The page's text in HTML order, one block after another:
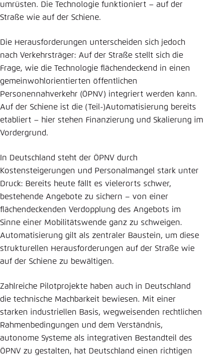
umrüsten. Die Technologie funktioniert – auf der
Straße wie auf der Schiene.
Die Herausforderungen unterscheiden sich jedoch
nach Verkehrsträger: Auf der Straße stellt sich die
Frage, wie die Technologie flächendeckend in einen
gemeinwohlorientierten öffentlichen
Personennahverkehr (ÖPNV) integriert werden kann.
Auf der Schiene ist die (Teil-)Automatisierung bereits
etabliert – hier stehen Finanzierung und Skalierung im
Vordergrund.
In Deutschland steht der ÖPNV durch
Kostensteigerungen und Personalmangel stark unter
Druck: Bereits heute fällt es vielerorts schwer,
bestehende Angebote zu sichern – von einer
flächendeckenden Verdopplung des Angebots im
Sinne einer Mobilitätswende ganz zu schweigen.
Automatisierung gilt als zentraler Baustein, um diese
strukturellen Herausforderungen auf der Straße wie
auf der Schiene zu bewältigen.
Zahlreiche Pilotprojekte haben auch in Deutschland
die technische Machbarkeit bewiesen. Mit einer
starken industriellen Basis, wegweisenden rechtlichen
Rahmenbedingungen und dem Verständnis,
autonome Systeme als integrativen Bestandteil des
ÖPNV zu gestalten, hat Deutschland einen richtigen